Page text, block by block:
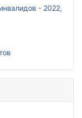
- 2022,